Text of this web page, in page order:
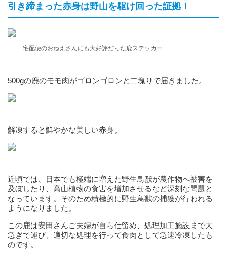
引き締まった赤身は野山を駆け回った証拠！
宅配便のおねえさんにも大好評だった鹿ステッカー
500gの鹿のモモ肉がゴロンゴロンと二塊りで届きました。
解凍すると鮮やかな美しい赤身。
近頃では、日本でも極端に増えた野生鳥獣が農作物へ被害を
及ぼしたり、高山植物の食害を増加させるなど深刻な問題と
なっています。そのため積極的に野生鳥獣の捕獲が行われる
ようになりました。
この鹿は安田さんご夫婦が自ら仕留め、処理加工施設まで大
急ぎで運び、適切な処理を行って食肉として急速冷凍したも
のです。